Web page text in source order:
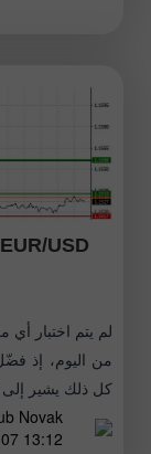
لم يتم اختبار
من اليوم، إذ
كل ذلك يشير إلى
Novak
13:12 2026-08-07 UTC+2